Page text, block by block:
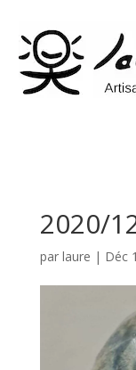
2020/
par laure | Déc